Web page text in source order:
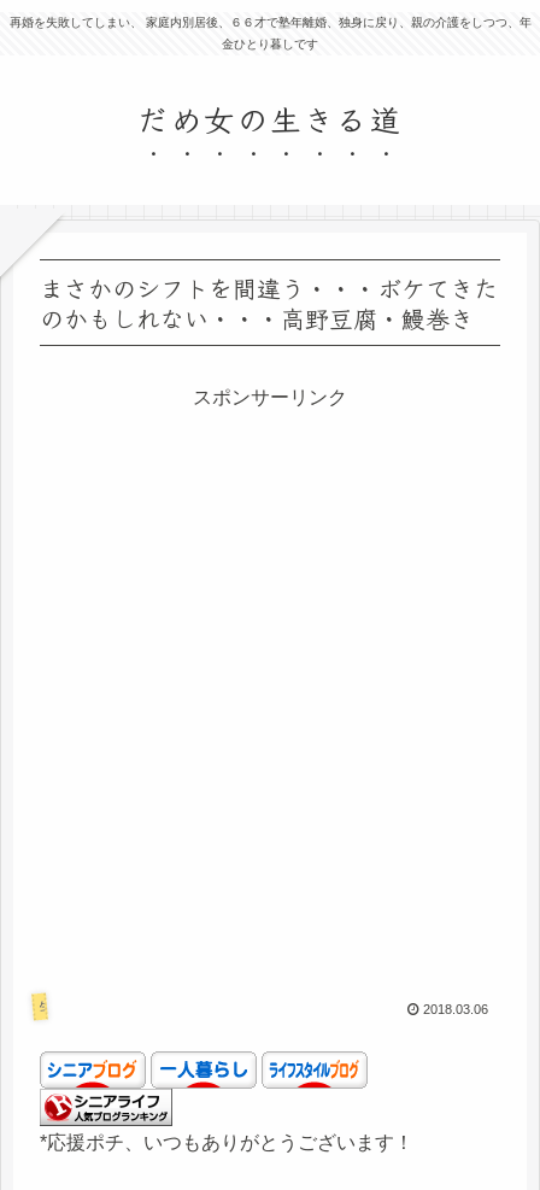
再婚を失敗してしまい、 家庭内別居後、６６才で塾年離婚、独身に戻り、親の介護をしつつ、年
金ひとり暮しです
だめ女の生きる道
まさかのシフトを間違う・・・ボケてきた
のかもしれない・・・高野豆腐・鰻巻き
スポンサーリンク
生活 2018.03.06
*応援ポチ、いつもありがとうございます！